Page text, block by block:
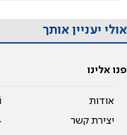
אולי יעניין אותך
פנו אלינו
אודות
יצירת קשר